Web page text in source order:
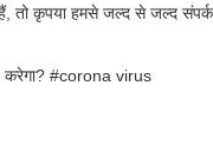
कृपया हमसे जल्द से जल्द
करेगा? #corona virus